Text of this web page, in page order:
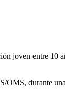
joven entre 10
durante